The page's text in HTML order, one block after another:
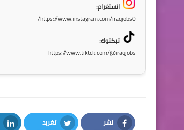
انستغرام:
https://www.instagram.com/iraqjobs0/
تيكتوك:
https://www.tiktok.com/@iraqjobs
نشر تغريد